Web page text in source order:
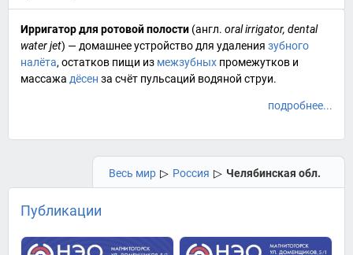
Ирригатор для ротовой полости (англ. oral irrigator, dental
water jet) — домашнее устройство для удаления зубного
налёта, остатков пищи из межзубных промежутков и
массажа дёсен за счёт пульсаций водяной струи.
подробнее...
Весь мир ▷ Россия ▷ Челябинская обл.
Публикации